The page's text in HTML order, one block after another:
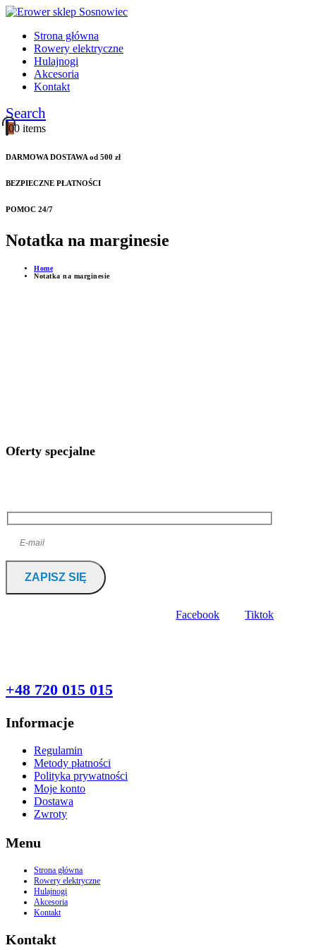
Strona główna
Rowery elektryczne
Hulajnogi
Akcesoria
Kontakt
Search
00 items
DARMOWA DOSTAWA od 500 zł
BEZPIECZNE PŁATNOŚCI
POMOC 24/7
Notatka na marginesie
Home
Notatka na marginesie
Oferty specjalne
Facebook Tiktok
+48 720 015 015
Informacje
Regulamin
Metody płatności
Polityka prywatności
Moje konto
Dostawa
Zwroty
Menu
Strona główna
Rowery elektryczne
Hulajnogi
Akcesoria
Kontakt
Kontakt